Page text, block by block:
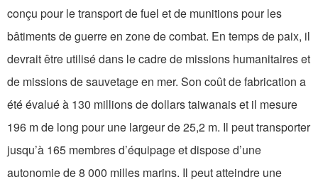
conçu pour le transport de fuel et de munitions pour les
bâtiments de guerre en zone de combat. En temps de paix, il
devrait être utilisé dans le cadre de missions humanitaires et
de missions de sauvetage en mer. Son coût de fabrication a
été évalué à 130 millions de dollars taiwanais et il mesure
196 m de long pour une largeur de 25,2 m. Il peut transporter
jusqu’à 165 membres d’équipage et dispose d’une
autonomie de 8 000 milles marins. Il peut atteindre une